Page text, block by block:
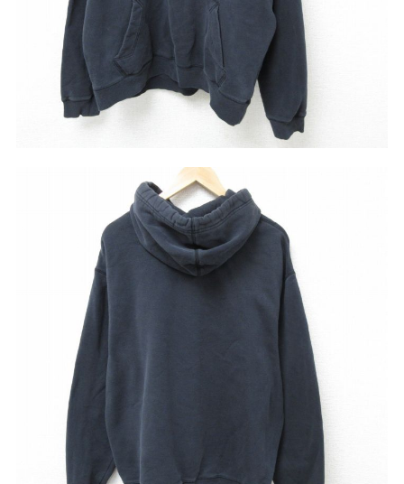
ナ行
ハ行 マ行
Search by Itemアイテムから探す
セーター
半袖シャツ
レディース
雑貨/小物
Search by Particular
Search by Size サイズから探す（メンズ）
L XL